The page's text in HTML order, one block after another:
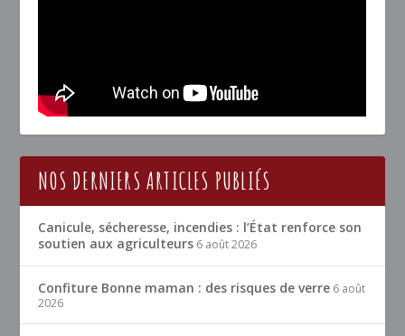
NOS DERNIERS ARTICLES PUBLIÉS
Canicule, sécheresse, incendies : l’État renforce son
soutien aux agriculteurs 6 août 2026
Confiture Bonne maman : des risques de verre 6 août
2026